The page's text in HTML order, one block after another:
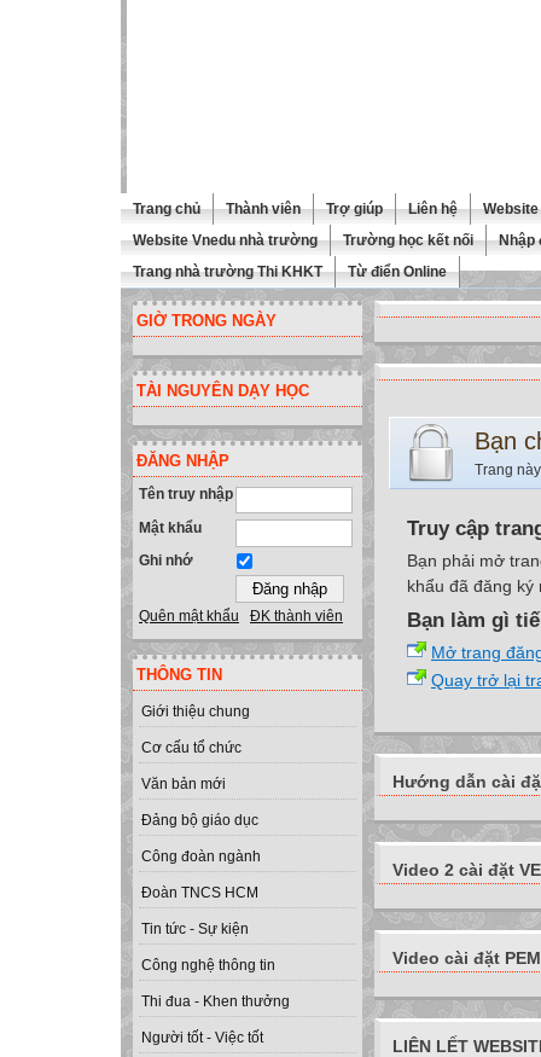
Trang chủ Thành viên Trợ giúp Liên hệ
Website Vnedu nhà trường
Trường học kết nối
Nhập
Trang nhà trường Thi KHKT
Từ điển Online
GIỜ TRONG NGÀY
TÀI NGUYÊN DẠY HỌC
ĐĂNG NHẬP
Tên truy nhập
Mật khẩu
Ghi nhớ
Quên mật khẩu ĐK thành viên
THÔNG TIN
Giới thiệu chung
Cơ cấu tổ chức
Văn bản mới
Đảng bộ giáo dục
Công đoàn ngành
Đoàn TNCS HCM
Tin tức - Sự kiện
Công nghệ thông tin
Thi đua - Khen thưởng
Người tốt - Việc tốt
Bạn
Trang
Truy cập
Bạn phải mở
khẩu đã đăng
Bạn làm gì
Mở trang
Quay trở lại
Hướng dẫn cài
Video 2 cài đặt
Video cài đặt
LIÊN LẾT